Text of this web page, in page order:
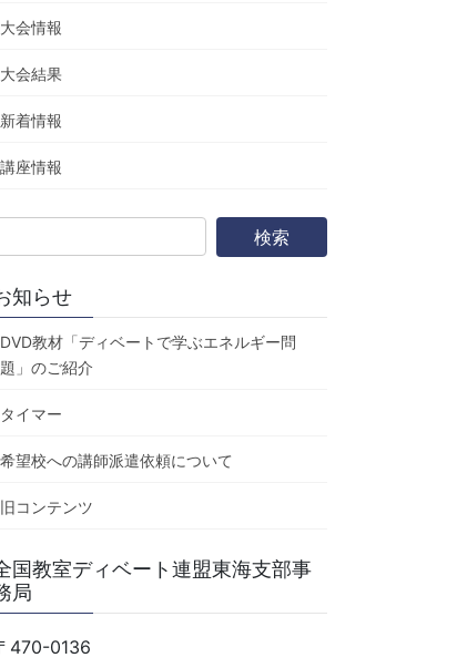
大会情報
大会結果
新着情報
講座情報
知らせ
DVD教材「ディベートで学ぶエネルギー問
題」のご紹介
タイマー
希望校への講師派遣依頼について
旧コンテンツ
国教室ディベート連盟東海支部事
局
470-0136